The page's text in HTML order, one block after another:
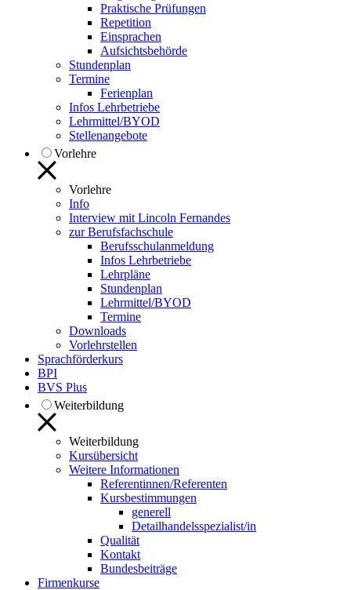
Praktische Prüfungen
Repetition
Einsprachen
Aufsichtsbehörde
Stundenplan
Termine
Ferienplan
Infos Lehrbetriebe
Lehrmittel/BYOD
Stellenangebote
Vorlehre
Vorlehre
Info
Interview mit Lincoln Fernandes
zur Berufsfachschule
Berufsschulanmeldung
Infos Lehrbetriebe
Lehrpläne
Stundenplan
Lehrmittel/BYOD
Termine
Downloads
Vorlehrstellen
Sprachförderkurs
BPI
BVS Plus
Weiterbildung
Weiterbildung
Kursübersicht
Weitere Informationen
Referentinnen/Referenten
Kursbestimmungen
generell
Detailhandelsspezialist/in
Qualität
Kontakt
Bundesbeiträge
Firmenkurse